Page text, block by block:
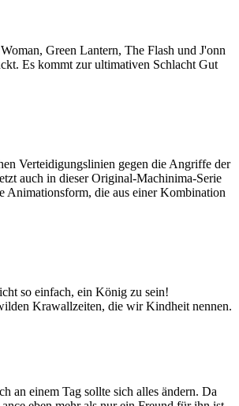
Green Lantern, The Flash und J'onn
Es kommt zur ultimativen Schlacht Gut
Verteidigungslinien gegen die Angriffe der
auch in dieser Original-Machinima-Serie
Animationsform, die aus einer Kombination
so einfach, ein König zu sein!
Krawallzeiten, die wir Kindheit nennen.
an einem Tag sollte sich alles ändern. Da